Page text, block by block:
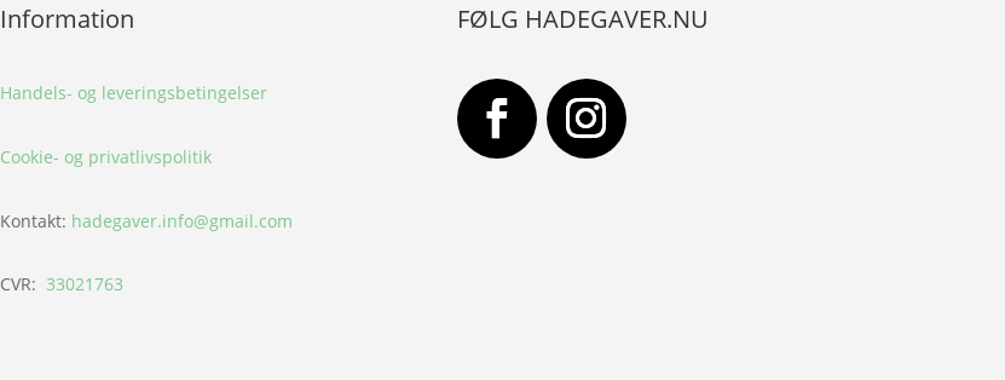
Information
Handels- og leveringsbetingelser
Cookie- og privatlivspolitik
Kontakt: hadegaver.info@gmail.com
CVR: 33021763
FØLG HADEGAVER.NU